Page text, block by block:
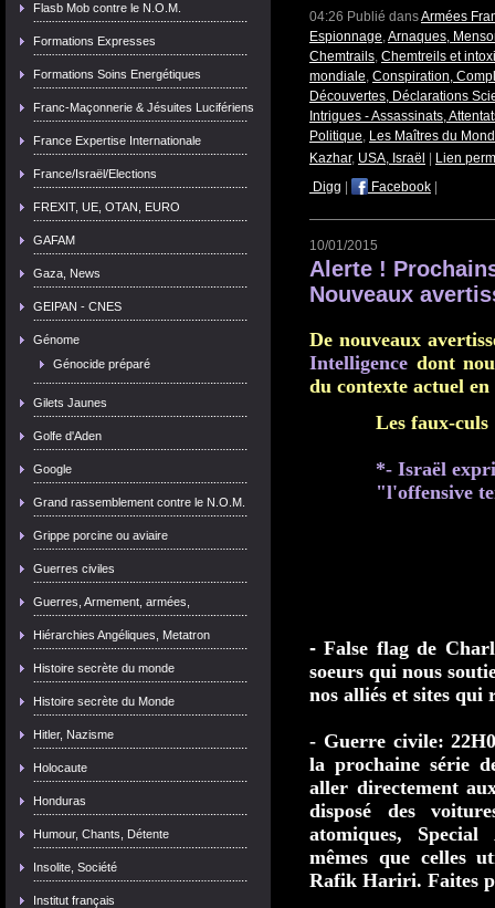
Flasb Mob contre le N.O.M.
Formations Expresses
Formations Soins Energétiques
Franc-Maçonnerie & Jésuites Lucifériens
France Expertise Internationale
France/Israël/Elections
FREXIT, UE, OTAN, EURO
GAFAM
Gaza, News
GEIPAN - CNES
Génome
Génocide préparé
Gilets Jaunes
Golfe d'Aden
Google
Grand rassemblement contre le N.O.M.
Grippe porcine ou aviaire
Guerres civiles
Guerres, Armement, armées,
Hiérarchies Angéliques, Metatron
Histoire secrète du monde
Histoire secrète du Monde
Hitler, Nazisme
Holocaute
Honduras
Humour, Chants, Détente
Insolite, Société
Institut français
04:26 Publié dansArmées
Espionnage,Arnaques,
Chemtrails, Chemtreils et
mondiale, Conspiration,
Découvertes, Déclarations
Intrigues - Assassinats,
Politique, Les Maîtres du
Kazhar, USA, Israël
Lien
Digg
Facebook
10/01/2015
Alerte !
Nouveaux
De nouveaux
Intelligence dont
du contexte actuel
Les faux-culs
*- Israël
"l'offensive
-False flag de
soeurs qui nous
nos alliés et sites
- Guerre civile:
la prochaine série
aller directement
disposé des
atomiques,
mêmes que celles
Rafik Hariri. Faites